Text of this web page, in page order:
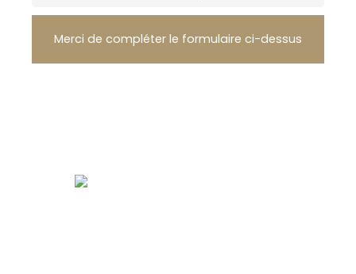
Merci de compléter le formulaire ci-dessus